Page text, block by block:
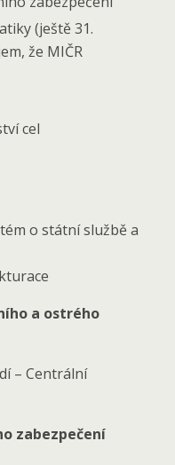
(ještě 31.
že MIČR
cel
o státní službě a
a ostrého
– Centrální
zabezpečení